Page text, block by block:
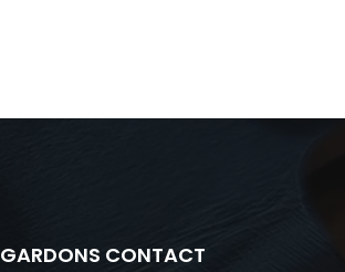
GARDONS CONTACT